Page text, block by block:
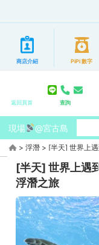
商店介紹 PiPi 數字
返回頁首 查詢
現場 @宮古島 【
> 浮潛 > [半天] 世界上
[半天] 世界上遇
浮潛之旅